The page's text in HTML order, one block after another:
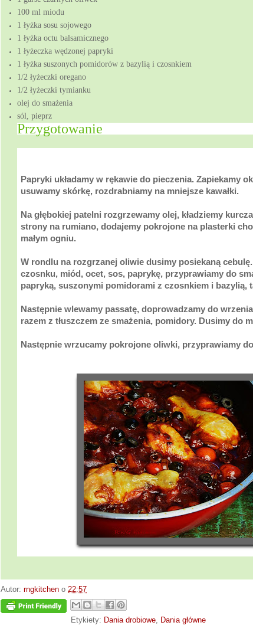
100 ml miodu
1 łyżka sosu sojowego
1 łyżka octu balsamicznego
1 łyżeczka wędzonej papryki
1 łyżka suszonych pomidorów z bazylią i czosnkiem
1/2 łyżeczki oregano
1/2 łyżeczki tymianku
olej do smażenia
sól, pieprz
Przygotowanie
Papryki układamy w rękawie do pieczenia. Zapiekamy
usuwamy skórkę, rozdrabniamy na mniejsze kawałki.
Na głębokiej patelni rozgrzewamy olej, kładziemy
strony na rumiano, dodajemy pokrojone na plasterki
małym ogniu.
W rondlu na rozgrzanej oliwie dusimy posiekaną
czosnku, miód, ocet, sos, paprykę, przyprawiamy do
papryką, suszonymi pomidorami z czosnkiem i bazylią,
Następnie wlewamy passatę, doprowadzamy do
razem z tłuszczem ze smażenia, pomidory. Dusimy do
Następnie wrzucamy pokrojone oliwki, przyprawiamy
Autor: rngkitchen o 22:57
Etykiety: Dania drobiowe, Dania główne